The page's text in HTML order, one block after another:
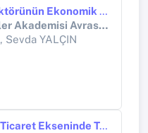
Türk Tarım Sektörünün Ekonomik Görünümü, Sorunları Ve Çözüm Önerileri (2002-2017)
Avrasya Bilimler Akademisi Avrasya İşletme ve İktisat Dergisi / Eurasian Academy of Sciences Eurasian Business Economics Journal
, Sevda YALÇIN
Üretim Ve Dış Ticaret Ekseninde Türkiye Tarımının Yetkinliği (2002-2017)